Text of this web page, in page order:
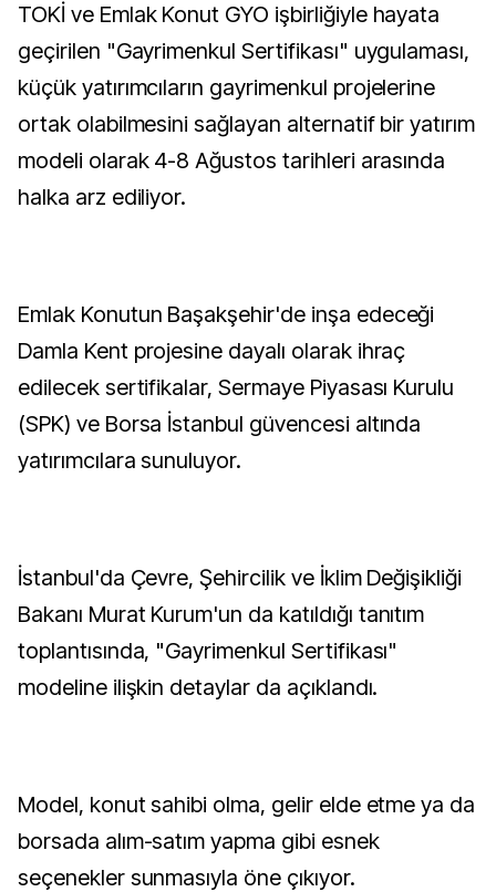
TOKİ ve Emlak Konut GYO işbirliğiyle hayata
geçirilen "Gayrimenkul Sertifikası" uygulaması,
küçük yatırımcıların gayrimenkul projelerine
ortak olabilmesini sağlayan alternatif bir yatırım
modeli olarak 4-8 Ağustos tarihleri arasında
halka arz ediliyor.
Emlak Konutun Başakşehir'de inşa edeceği
Damla Kent projesine dayalı olarak ihraç
edilecek sertifikalar, Sermaye Piyasası Kurulu
(SPK) ve Borsa İstanbul güvencesi altında
yatırımcılara sunuluyor.
İstanbul'da Çevre, Şehircilik ve İklim Değişikliği
Bakanı Murat Kurum'un da katıldığı tanıtım
toplantısında, "Gayrimenkul Sertifikası"
modeline ilişkin detaylar da açıklandı.
Model, konut sahibi olma, gelir elde etme ya da
borsada alım-satım yapma gibi esnek
seçenekler sunmasıyla öne çıkıyor.